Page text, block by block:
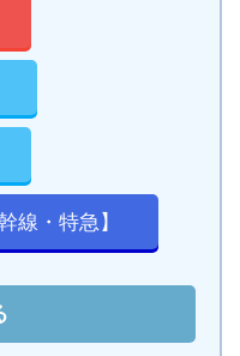
線・特急】